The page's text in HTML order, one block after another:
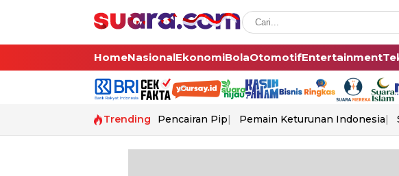
HomeNasionalEkonomiBolaOtomotifEntertainment
Trending Pencairan Pip Pemain Keturunan Indonesia